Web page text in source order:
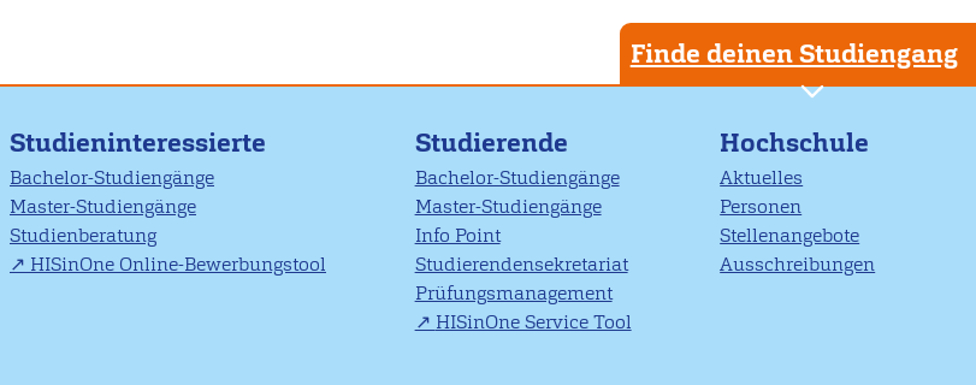
Finde deinen Studiengang
Studieninteressierte
Bachelor-Studiengänge
Master-Studiengänge
Studienberatung
HISinOne Online-Bewerbungstool
Studierende
Bachelor-Studiengänge
Master-Studiengänge
Info Point
Studierendensekretariat
Prüfungsmanagement
HISinOne Service Tool
Hochschule
Aktuelles
Personen
Stellenangebote
Ausschreibungen